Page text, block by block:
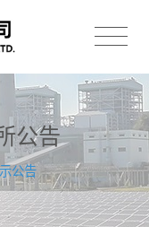
公告
公告